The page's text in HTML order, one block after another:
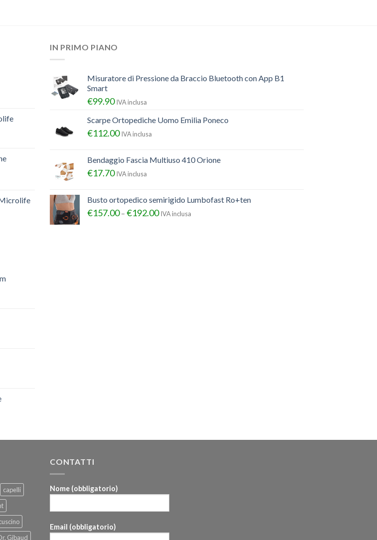
IN PRIMO PIANO
Misuratore di Pressione da Braccio Bluetooth con App B1
Smart
€99.90 IVA inclusa
Scarpe Ortopediche Uomo Emilia Poneco
€112.00 IVA inclusa
Bendaggio Fascia Multiuso 410 Orione
€17.70 IVA inclusa
Busto ortopedico semirigido Lumbofast Ro+ten
€157.00– €192.00 IVA inclusa
capelli
Gibaud
CONTATTI
Nome (obbligatorio)
Email (obbligatorio)